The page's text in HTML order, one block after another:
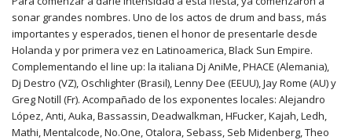
sonar grandes nombres. Uno de los actos de drum and bass, más
importantes y esperados, tienen el honor de presentarle desde
Holanda y por primera vez en Latinoamerica, Black Sun Empire.
Complementando el line up: la italiana Dj AniMe, PHACE (Alemania),
Dj Destro (VZ), Oschlighter (Brasil), Lenny Dee (EEUU), Jay Rome (AU) y
Greg Notill (Fr). Acompañado de los exponentes locales: Alejandro
López, Anti, Auka, Bassassin, Deadwalkman, HFucker, Kajah, Ledh,
Mathi, Mentalcode, No.One, Otalora, Sebass, Seb Midenberg, Theo